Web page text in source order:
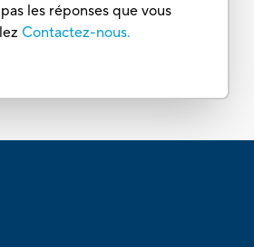
les réponses que vous
Contactez-nous.